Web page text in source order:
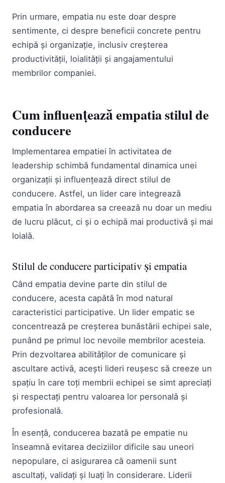
Prin urmare, empatia nu este doar despre
sentimente, ci despre beneficii concrete pentru
echipă și organizație, inclusiv creșterea
productivității, loialității și angajamentului
membrilor companiei.
Cum influențează empatia stilul de
conducere
Implementarea empatiei în activitatea de
leadership schimbă fundamental dinamica unei
organizații și influențează direct stilul de
conducere. Astfel, un lider care integrează
empatia în abordarea sa creează nu doar un mediu
de lucru plăcut, ci și o echipă mai productivă și mai
loială.
Stilul de conducere participativ și empatia
Când empatia devine parte din stilul de
conducere, acesta capătă în mod natural
caracteristici participative. Un lider empatic se
concentrează pe creșterea bunăstării echipei sale,
punând pe primul loc nevoile membrilor acesteia.
Prin dezvoltarea abilităților de comunicare și
ascultare activă, acești lideri reușesc să creeze un
spațiu în care toți membrii echipei se simt apreciați
și respectați pentru valoarea lor personală și
profesională.
În esență, conducerea bazată pe empatie nu
înseamnă evitarea deciziilor dificile sau uneori
nepopulare, ci asigurarea că oamenii sunt
ascultați, validați și luați în considerare. Liderii